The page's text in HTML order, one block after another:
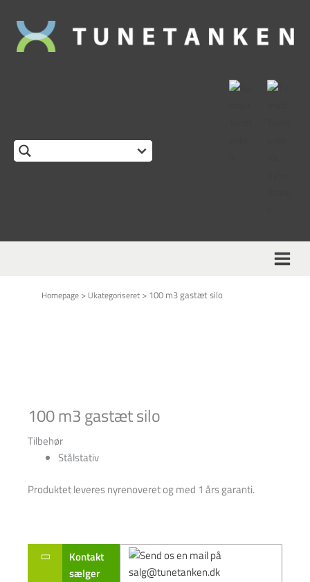
Homepage > Ukategoriseret > 100 m3 gastæt silo
100 m3 gastæt silo
Tilbehør
Stålstativ
Produktet leveres nyrenoveret og med 1 års garanti.
Kontakt
sælger
This form is temporarily unavailable.